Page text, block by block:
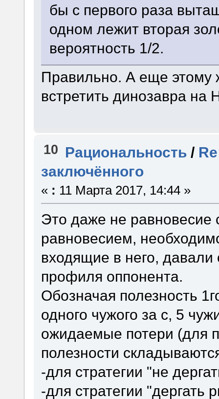
бы с первого раза
одном лежит вторая
вероятность 1/2.
Правильно. А еще этому
встретить динозавра на
10 Рациональность /
заключённого
« : 11 Марта 2017, 14:44 »
Это даже не равновесие
равновесием,
входящие в него,
профиля оппонента.
Обозначая полезность
одного чужого за c, 5
ожидаемые потери (для
полезности
-для стратегии "не
-для стратегии "дергать